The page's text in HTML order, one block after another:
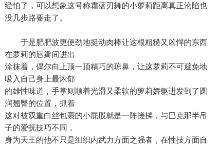
经怕了，可以想象这号称霜蓝刃舞的小萝莉距离真正沦陷也
没几步路要走了。
于是肥肥波更使劲地挺动肉棒让这根粗糙又凶悍的东西
在萝莉的唇瓣间进出
涂抹着，偶尔向上顶一顶精巧的琼鼻，让这萝莉不可避免地
吸入自己身上最浓郁
的雄性味道，手掌则顺着光滑又柔软的萝莉娇躯进发到了圆
润翘臀的位置，抓着
这对被双重白丝包裹的小屁股就是一阵搓揉，与巴克那半吊
子的爱抚技巧不同，
身为天王的他不只是组织内武力方面之强者，在性技方面自